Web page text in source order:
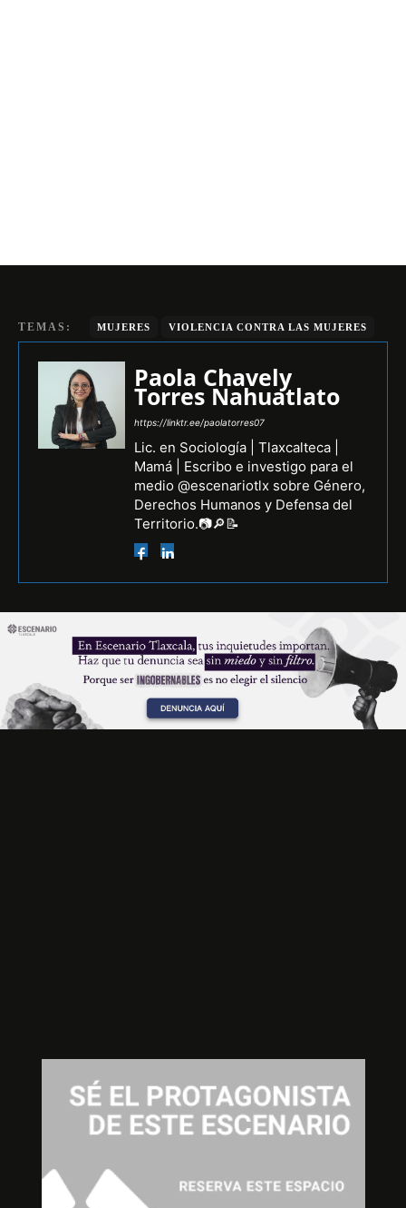
TEMAS: MUJERES VIOLENCIA CONTRA LAS MUJERES
Paola Chavely
Torres Nahuatlato
https://linktr.ee/paolatorres07
Lic. en Sociología | Tlaxcalteca |
Mamá | Escribo e investigo para el
medio @escenariotlx sobre Género,
Derechos Humanos y Defensa del
Territorio.📷🔎📝